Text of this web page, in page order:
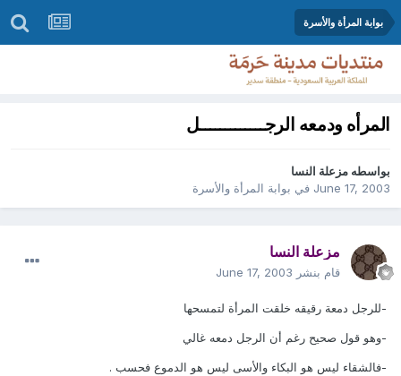
بوابة المرأة والأسرة
المرأه ودمعه الرجـــــــــــــل
بواسطه مزعلة النسا
June 17, 2003في بوابة المرأة والأسرة
مزعلة النسا
قام بنشر June 17, 2003
-للرجل دمعة رقيقه خلقت المرأة لتمسحها
-وهو قول صحيح رغم أن الرجل دمعه غالي
-فالشقاء ليس هو البكاء والأسى ليس هو الدموع فحسب .